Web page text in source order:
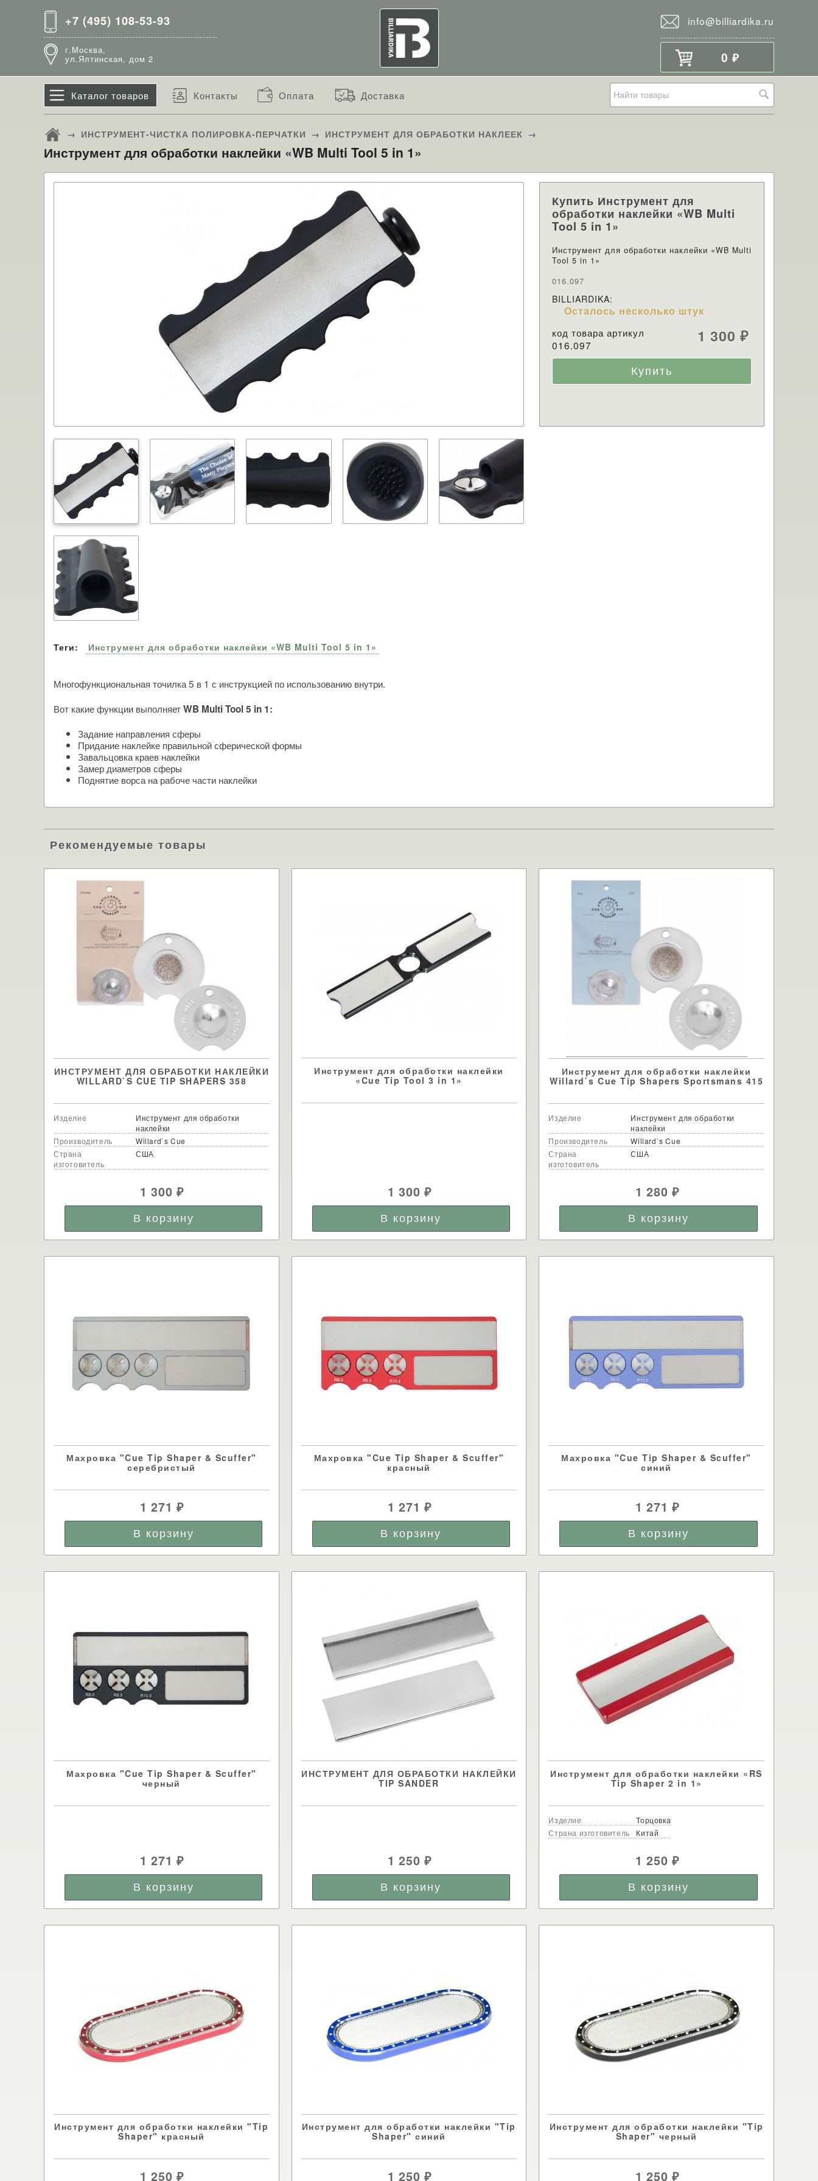
+7 (495) 108-53-93
г.Москва,
ул.Ялтинская, дом 2
info@billiardika.ru
0 ₽
Каталог товаров Контакты Оплата Доставка
→ ИНСТРУМЕНТ-ЧИСТКА ПОЛИРОВКА-ПЕРЧАТКИ → ИНСТРУМЕНТ ДЛЯ ОБРАБОТКИ НАКЛЕЕК →
Инструмент для обработки наклейки «WB Multi Tool 5 in 1»
Купить Инструмент для
обработки наклейки «WB Multi
Tool 5 in 1»
Инструмент для обработки наклейки «WB Multi
Tool 5 in 1»
016.097
BILLIARDIKA:
Осталось несколько штук
код товара артикул
016.097
1 300 ₽
Теги: Инструмент для обработки наклейки «WB Multi Tool 5 in 1»
Многофункциональная точилка 5 в 1 с инструкцией по использованию внутри.
Вот какие функции выполняетWB Multi Tool 5 in 1:
Задание направления сферы
Придание наклейке правильной сферической формы
Завальцовка краев наклейки
Замер диаметров сферы
Поднятие ворса на рабоче части наклейки
Рекомендуемые товары
ИНСТРУМЕНТ ДЛЯ ОБРАБОТКИ НАКЛЕЙКИ
WILLARD`S CUE TIP SHAPERS 358
Изделие
Инструмент для обработки
наклейки
Производитель
Willard`s Cue
Страна
изготовитель
США
1 300₽
Инструмент для обработки наклейки
«Cue Tip Tool 3 in 1»
1 300 ₽
Инструмент для обработки наклейки
Willard`s Cue Tip Shapers Sportsmans 415
Изделие
Инструмент для обработки
наклейки
Производитель
Willard`s Cue
Страна
изготовитель
США
1 280 ₽
Махровка "Cue Tip Shaper & Scuffer"
серебристый
1 271₽
Махровка "Cue Tip Shaper & Scuffer"
красный
1 271 ₽
Махровка "Cue Tip Shaper & Scuffer"
синий
1 271 ₽
Махровка "Cue Tip Shaper & Scuffer"
черный
1 271₽
ИНСТРУМЕНТ ДЛЯ ОБРАБОТКИ НАКЛЕЙКИ
TIP SANDER
1 250 ₽
Инструмент для обработки наклейки «RS
Tip Shaper 2 in 1»
Изделие
Торцовка
Страна изготовитель
Китай
1 250 ₽
Инструмент для обработки наклейки "Tip
Shaper" красный
1 250₽
Инструмент для обработки наклейки "Tip
Shaper" синий
1 250 ₽
Инструмент для обработки наклейки "Tip
Shaper" черный
1 250 ₽